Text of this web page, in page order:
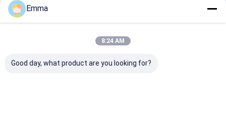
Produits Recommandés
Emma
8:24 AM
Good day, what product are you looking for?